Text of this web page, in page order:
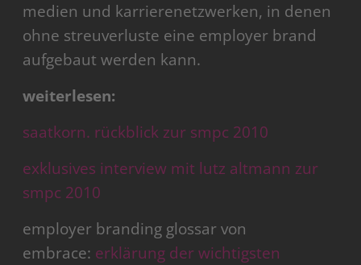
medien und karrierenetzwerken, in denen
ohne streuverluste eine employer brand
aufgebaut werden kann.
weiterlesen:
saatkorn. rückblick zur smpc 2010
exklusives interview mit lutz altmann zur
smpc 2010
employer branding glossar von
embrace: erklärung der wichtigsten